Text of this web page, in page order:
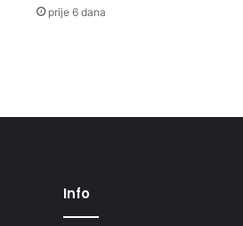
prije 6 dana
Info